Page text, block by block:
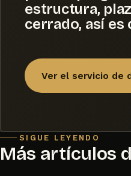
estructura,
cerrado, así es
Ver el servicio de
SIGUE LEYENDO
Más artículos